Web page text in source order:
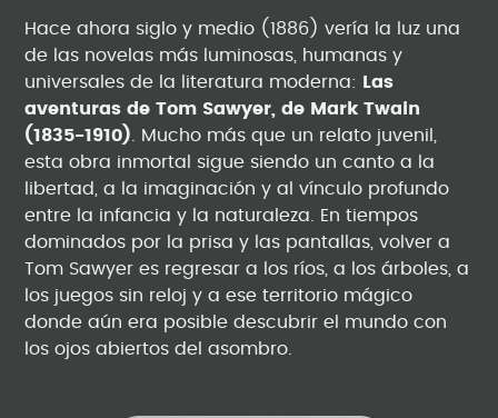
Hace ahora siglo y medio (1886) vería la luz una
de las novelas más luminosas, humanas y
universales de la literatura moderna:
Las
aventuras de Tom Sawyer, de Mark Twain
(1835-1910) . Mucho más que un relato juvenil,
esta obra inmortal sigue siendo un canto a la
libertad, a la imaginación y al vínculo profundo
entre la infancia y la naturaleza. En tiempos
dominados por la prisa y las pantallas, volver a
Tom Sawyer es regresar a los ríos, a los árboles, a
los juegos sin reloj y a ese territorio mágico
donde aún era posible descubrir el mundo con
los ojos abiertos del asombro.